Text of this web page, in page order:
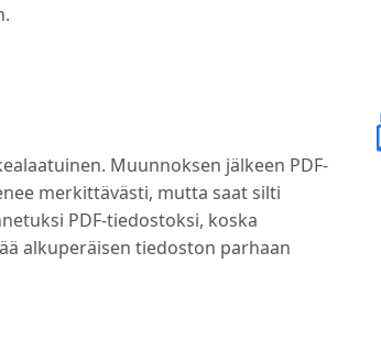
Muunnoksen jälkeen PDF-
merkittävästi, mutta saat silti
PDF-tiedostoksi, koska
alkuperäisen tiedoston parhaan